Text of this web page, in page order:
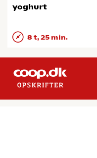
yoghurt
8 t, 25 min.